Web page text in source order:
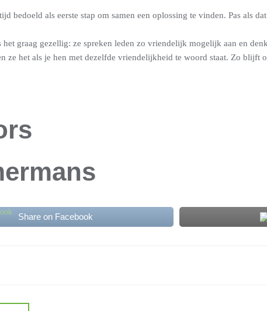
bedoeld als eerste stap om samen een oplossing te vinden. Pas als
graag gezellig: ze spreken leden zo vriendelijk mogelijk aan en
ze het als je hen met dezelfde vriendelijkheid te woord staat. Zo blijft
Share on Facebook